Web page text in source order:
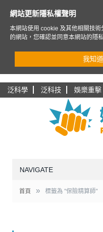
泛科學 泛科技 娛樂重擊
NAVIGATE
首頁 » 標籤為 "保險精算師"
網站更新隱私權聲明
本網站使用 cookie 及其他相關技
的網站，您確認並同意本網站的隱
我知